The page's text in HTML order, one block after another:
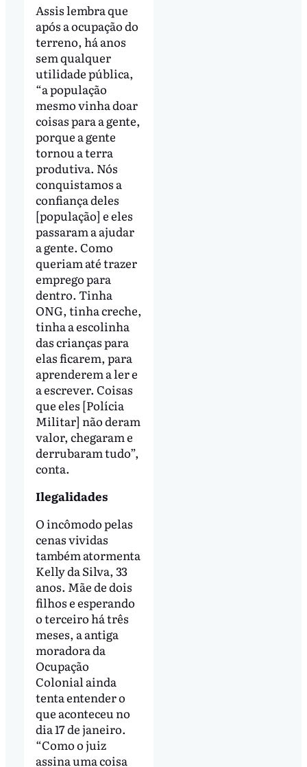
Assis lembra que
após a ocupação do
terreno, há anos
sem qualquer
utilidade pública,
“a população
mesmo vinha doar
coisas para a gente,
porque a gente
tornou a terra
produtiva. Nós
conquistamos a
confiança deles
[população] e eles
passaram a ajudar
a gente. Como
queriam até trazer
emprego para
dentro. Tinha
ONG, tinha creche,
tinha a escolinha
das crianças para
elas ficarem, para
aprenderem a ler e
a escrever. Coisas
que eles [Polícia
Militar] não deram
valor, chegaram e
derrubaram tudo”,
conta.
Ilegalidades
O incômodo pelas
cenas vividas
também atormenta
Kelly da Silva, 33
anos. Mãe de dois
filhos e esperando
o terceiro há três
meses, a antiga
moradora da
Ocupação
Colonial ainda
tenta entender o
que aconteceu no
dia 17 de janeiro.
“Como o juiz
assina uma coisa